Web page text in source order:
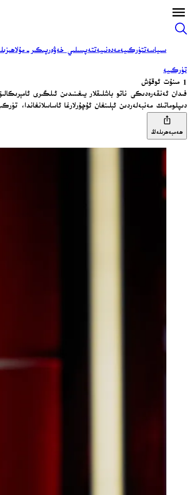
سىياسەتتۈركىيەمەدەنىيەتتەپسىلىي خەۋەرپىكىر-
تۈركىيە
1 مىنۇت ئوقۇش
فىدان ئەنقەرەدىكى ناتو باشلىقلار يىغىنىدىن ئىلگىرى
دىپلوماتىك مەنبەلەردىن ئېلىنغان ئۇچۇرلارغا ئاساسلانغاندا،
ھەمبەھرىلەڭ